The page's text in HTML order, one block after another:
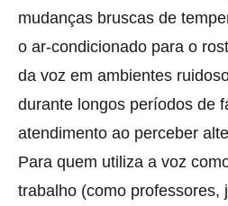
mudanças bruscas de
o ar-condicionado para o
da voz em ambientes
durante longos períodos de
atendimento ao perceber
Para quem utiliza a voz
trabalho (como professores,